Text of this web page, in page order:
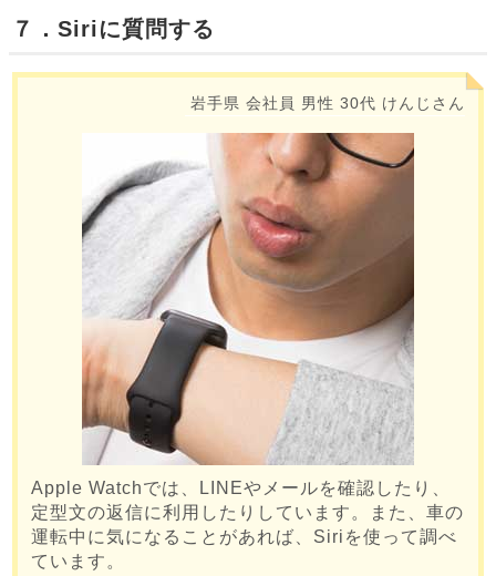
７．Siriに質問する
けんじさん
30代
男性
会社員
岩手県
Apple Watchでは、LINEやメールを確認したり、
定型文の返信に利用したりしています。また、車の
運転中に気になることがあれば、Siriを使って調べ
ています。